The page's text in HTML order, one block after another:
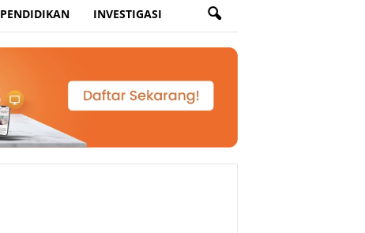
PENDIDIKAN INVESTIGASI